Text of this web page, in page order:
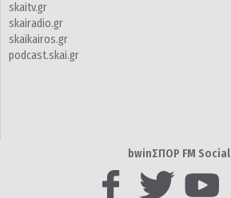
skaitv.gr
skairadio.gr
skaikairos.gr
podcast.skai.gr
bwinΣΠΟΡ FM Social